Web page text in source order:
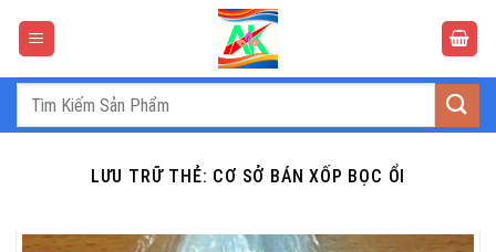
Tìm
LƯU TRỮ THẺ: CƠ SỞ BÁN XỐP BỌC ỔI